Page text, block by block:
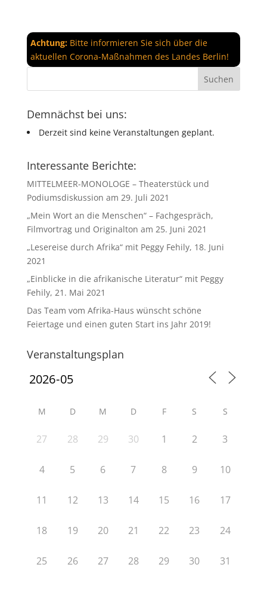
Achtung:Bitte informieren Sie sich über die
aktuellen Corona-Maßnahmen des Landes Berlin!
Demnächst bei uns:
Derzeit sind keine Veranstaltungen geplant.
Interessante Berichte:
MITTELMEER-MONOLOGE – Theaterstück und
Podiumsdiskussion am 29. Juli 2021
„Mein Wort an die Menschen“ – Fachgespräch,
Filmvortrag und Originalton am 25. Juni 2021
„Lesereise durch Afrika“ mit Peggy Fehily, 18. Juni
2021
„Einblicke in die afrikanische Literatur“ mit Peggy
Fehily, 21. Mai 2021
Das Team vom Afrika-Haus wünscht schöne
Feiertage und einen guten Start ins Jahr 2019!
Veranstaltungsplan
M D M D F S S
27 28 29 30 1 2 3
4 5 6 7 8 9 10
11 12 13 14 15 16 17
18 19 20 21 22 23 24
25 26 27 28 29 30 31